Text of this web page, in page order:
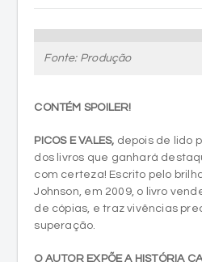
Fonte: Produção
CONTÉM SPOILER!
PICOS E VALES, depois de lido
dos livros que ganhará
com certeza! Escrito pelo
Johnson, em 2009, o livro
de cópias, e traz vivências
superação.
O AUTOR EXPÕE A HISTÓRIA